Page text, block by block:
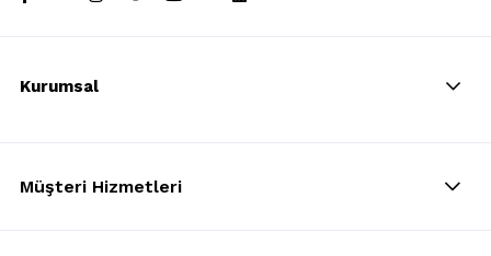
Kurumsal
Müşteri Hizmetleri